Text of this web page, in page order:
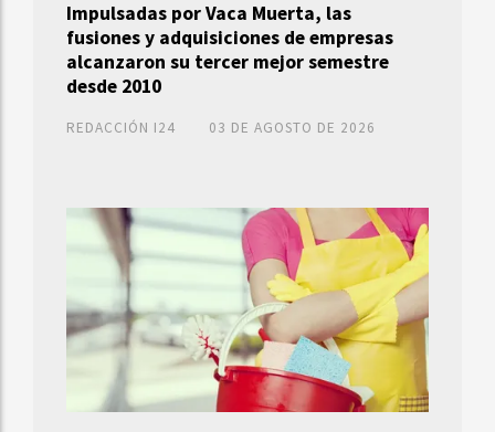
Impulsadas por Vaca Muerta, las
fusiones y adquisiciones de empresas
alcanzaron su tercer mejor semestre
desde 2010
REDACCIÓN I24 03 DE AGOSTO DE 2026